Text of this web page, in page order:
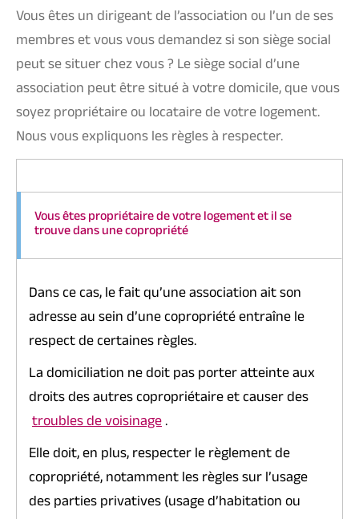
Vous êtes un dirigeant de l’association ou l’un de ses
membres et vous vous demandez si son siège social
peut se situer chez vous ? Lesiège social d’une
associationpeut être situé à votre domicile, que vous
soyez propriétaire ou locataire de votre logement.
Nous vous expliquons les règles à respecter.
Vous êtes propriétaire de votre logement et il se
trouve dans une copropriété
Dans ce cas, le fait qu’une association ait son
adresse au sein d’une copropriété entraîne le
respect de certaines règles.
La domiciliation ne doit pas porter atteinte aux
droits des autres copropriétaire et causer des
troubles de voisinage.
Elle doit, en plus, respecter le règlement de
copropriété, notamment les règles sur l’usage
des parties privatives (usage d’habitation ou